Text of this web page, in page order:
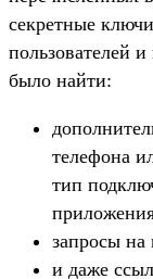
секретные
пользователей
было найти:
телефона
тип
запросы на
и даже